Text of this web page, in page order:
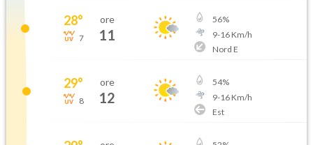
28°
7
ore
11
56%
9-16Km/h
Nord E
29°
8
ore
12
54%
9-16Km/h
Est